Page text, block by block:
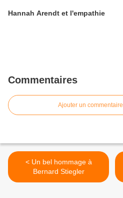
Hannah Arendt et l'empathie
Commentaires
Ajouter un commentaire
< Un bel hommage à
Bernard Stiegler